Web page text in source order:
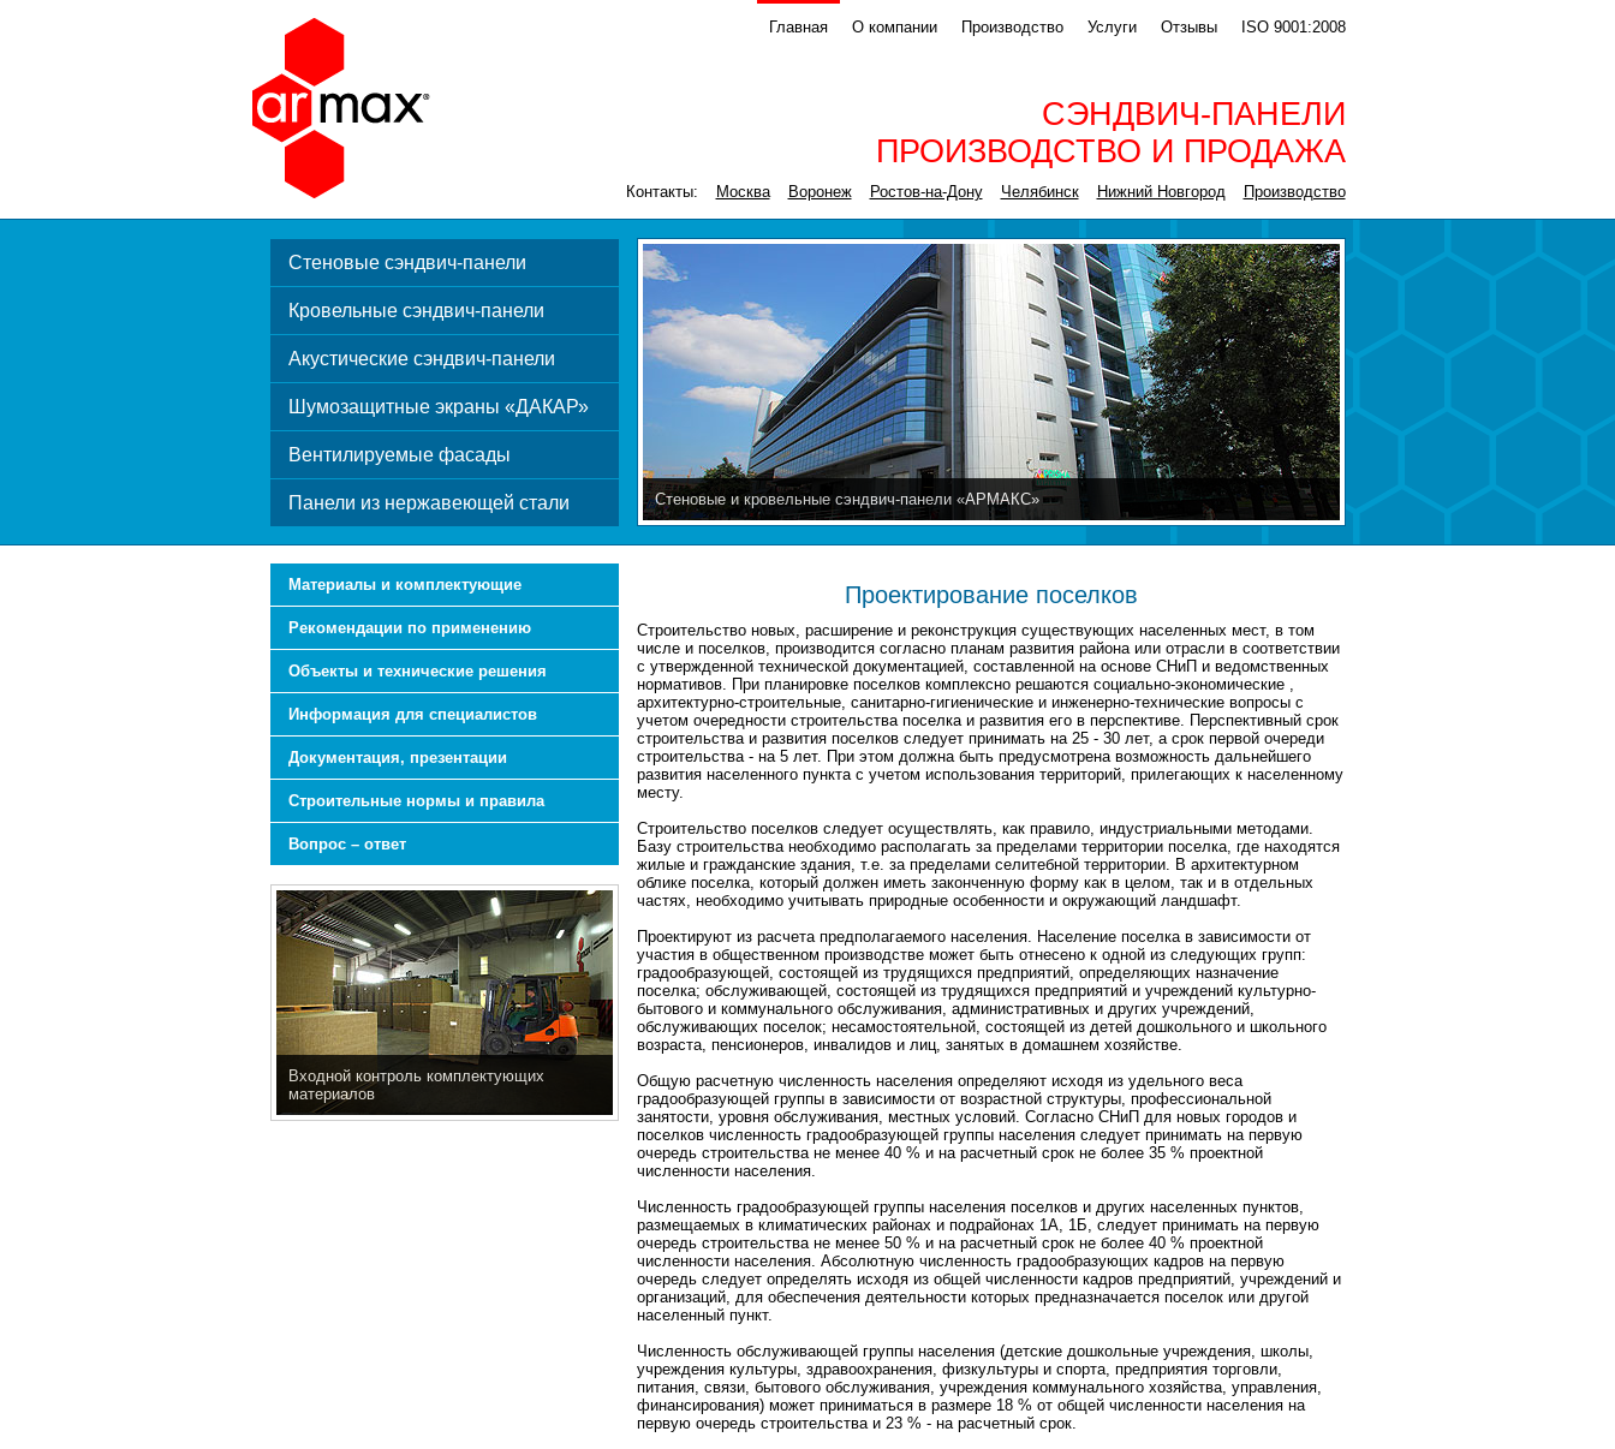
Главная О компании Производство Услуги Отзывы ISO 9001:2008
СЭНДВИЧ-ПАНЕЛИ
ПРОИЗВОДСТВО И ПРОДАЖА
Контакты: Москва Воронеж Ростов-на-Дону Челябинск Нижний Новгород Производство
Стеновые сэндвич-панели
Кровельные сэндвич-панели
Акустические сэндвич-панели
Шумозащитные экраны «ДАКАР»
Вентилируемые фасады
Панели из нержавеющей стали Стеновые и кровельные сэндвич-панели «АРМАКС»
Материалы и комплектующие
Рекомендации по применению
Объекты и технические решения
Информация для специалистов
Документация, презентации
Строительные нормы и правила
Вопрос – ответ
Входной контроль комплектующих
материалов
Проектирование поселков
Строительство новых, расширение и реконструкция существующих населенных мест, в том
числе и поселков, производится согласно планам развития района или отрасли в соответствии
с утвержденной технической документацией, составленной на основе СНиП и ведомственных
нормативов. При планировке поселков комплексно решаются социально-экономические ,
архитектурно-строительные, санитарно-гигиенические и инженерно-технические вопросы с
учетом очередности строительства поселка и развития его в перспективе. Перспективный срок
строительства и развития поселков следует принимать на 25 - 30 лет, а срок первой очереди
строительства - на 5 лет. При этом должна быть предусмотрена возможность дальнейшего
развития населенного пункта с учетом использования территорий, прилегающих к населенному
месту.
Строительство поселков следует осуществлять, как правило, индустриальными методами.
Базу строительства необходимо располагать за пределами территории поселка, где находятся
жилые и гражданские здания, т.е. за пределами селитебной территории. В архитектурном
облике поселка, который должен иметь законченную форму как в целом, так и в отдельных
частях, необходимо учитывать природные особенности и окружающий ландшафт.
Проектируют из расчета предполагаемого населения. Население поселка в зависимости от
участия в общественном производстве может быть отнесено к одной из следующих групп:
градообразующей, состоящей из трудящихся предприятий, определяющих назначение
поселка; обслуживающей, состоящей из трудящихся предприятий и учреждений культурно-
бытового и коммунального обслуживания, административных и других учреждений,
обслуживающих поселок; несамостоятельной, состоящей из детей дошкольного и школьного
возраста, пенсионеров, инвалидов и лиц, занятых в домашнем хозяйстве.
Общую расчетную численность населения определяют исходя из удельного веса
градообразующей группы в зависимости от возрастной структуры, профессиональной
занятости, уровня обслуживания, местных условий. Согласно СНиП для новых городов и
поселков численность градообразующей группы населения следует принимать на первую
очередь строительства не менее 40 % и на расчетный срок не более 35 % проектной
численности населения.
Численность градообразующей группы населения поселков и других населенных пунктов,
размещаемых в климатических районах и подрайонах 1А, 1Б, следует принимать на первую
очередь строительства не менее 50 % и на расчетный срок не более 40 % проектной
численности населения. Абсолютную численность градообразующих кадров на первую
очередь следует определять исходя из общей численности кадров предприятий, учреждений и
организаций, для обеспечения деятельности которых предназначается поселок или другой
населенный пункт.
Численность обслуживающей группы населения (детские дошкольные учреждения, школы,
учреждения культуры, здравоохранения, физкультуры и спорта, предприятия торговли,
питания, связи, бытового обслуживания, учреждения коммунального хозяйства, управления,
финансирования) может приниматься в размере 18 % от общей численности населения на
первую очередь строительства и 23 % - на расчетный срок.